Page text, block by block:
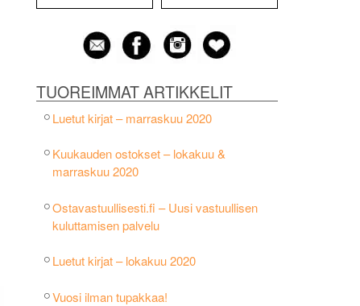
TUOREIMMAT ARTIKKELIT
Luetut kirjat – marraskuu 2020
Kuukauden ostokset – lokakuu &
marraskuu 2020
Ostavastuullisesti.fi – Uusi vastuullisen
kuluttamisen palvelu
Luetut kirjat – lokakuu 2020
Vuosi ilman tupakkaa!